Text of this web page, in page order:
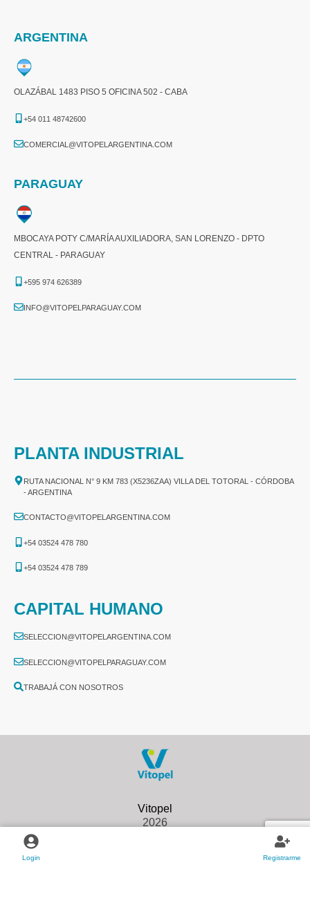
Login Registrarme
ARGENTINA
OLAZÁBAL 1483 PISO 5 OFICINA 502 - CABA
+54 011 48742600​
COMERCIAL@VITOPELARGENTINA.COM​
PARAGUAY
MBOCAYA POTY C/MARÍA AUXILIADORA, SAN LORENZO - DPTO
CENTRAL - PARAGUAY
+595 974 626389
INFO@VITOPELPARAGUAY.COM
PLANTA INDUSTRIAL
RUTA NACIONAL N° 9 KM 783 (X5236ZAA) VILLA DEL TOTORAL - CÓRDOBA
- ARGENTINA
CONTACTO@VITOPELARGENTINA.COM
+54 03524 478 780​
+54 03524 478 789​
CAPITAL HUMANO
SELECCION@VITOPELARGENTINA.COM
SELECCION@VITOPELPARAGUAY.COM
TRABAJÁ CON NOSOTROS
2026